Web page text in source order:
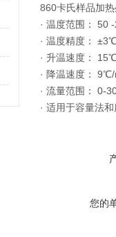
860卡氏样品加
· 温度范围： 50
· 温度精度：
· 升温速度：
· 降温速度：
· 流量范围： 0-
· 适用于容量法
您的